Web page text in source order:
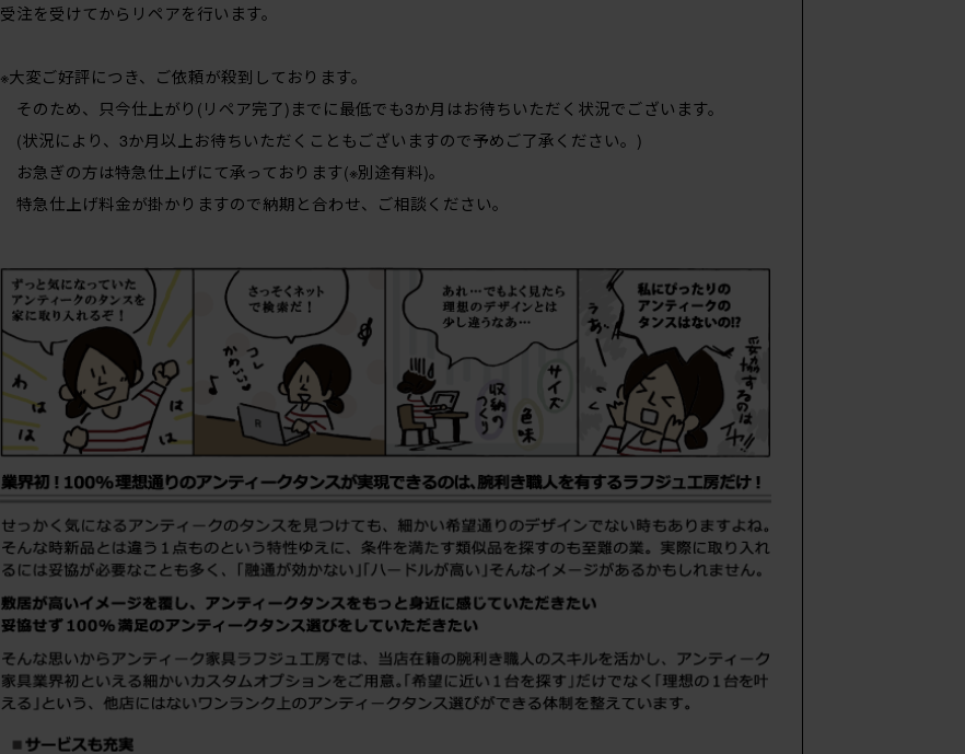
受注を受けてからリペアを行います。
※大変ご好評につき、ご依頼が殺到しております。
そのため、只今仕上がり(リペア完了)までに最低でも3か月はお待ちいただく状況でございます。
(状況により、3か月以上お待ちいただくこともございますので予めご了承ください。)
お急ぎの方は特急仕上げにて承っております(※別途有料)。
特急仕上げ料金が掛かりますので納期と合わせ、ご相談ください。